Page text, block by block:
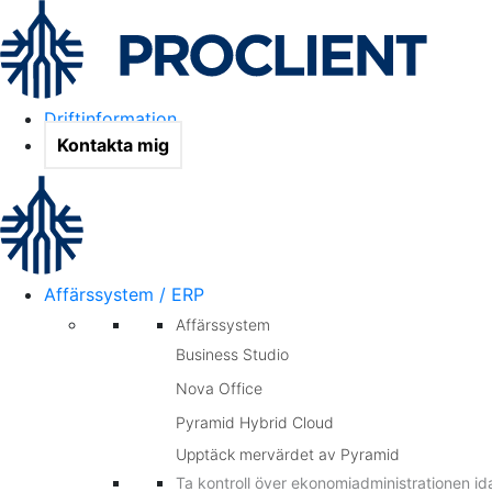
Driftinformation
Kontakta mig
Affärssystem / ERP
Affärssystem
Business Studio
Nova Office
Pyramid Hybrid Cloud
Upptäck mervärdet av Pyramid
Ta kontroll över ekonomiadministrationen